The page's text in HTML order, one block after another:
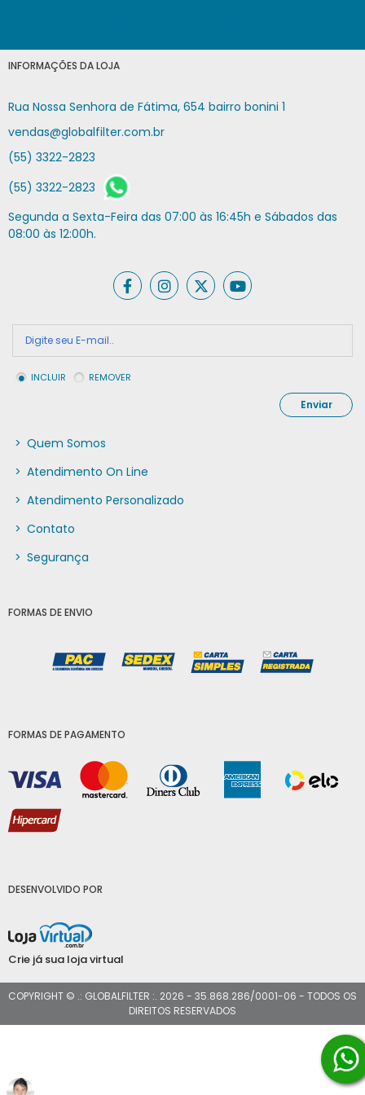
INFORMAÇÕES DA LOJA
Rua Nossa Senhora de Fátima, 654 bairro bonini 1
vendas@globalfilter.com.br
(55) 3322-2823
(55) 3322-2823
Segunda a Sexta-Feira das 07:00 às 16:45h e Sábados das
08:00 às 12:00h.
INCLUIR REMOVER
Enviar
> Quem Somos
> Atendimento On Line
> Atendimento Personalizado
> Contato
> Segurança
FORMAS DE ENVIO
FORMAS DE PAGAMENTO
DESENVOLVIDO POR
Crie já sua loja virtual
COPYRIGHT © .: GLOBALFILTER :. 2026 - 35.868.286/0001-06 - TODOS OS
DIREITOS RESERVADOS